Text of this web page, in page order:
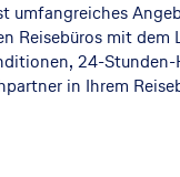
umfangreiches
Reisebüros mit
24-
in Ihrem